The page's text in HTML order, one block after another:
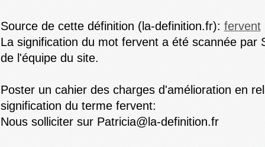
Source de cette définition (la-definition.fr): fervent
La signification du mot fervent a été scannée par
de l'équipe du site.
Poster un cahier des charges d'amélioration en
signification du terme fervent:
Nous solliciter sur Patricia@la-definition.fr